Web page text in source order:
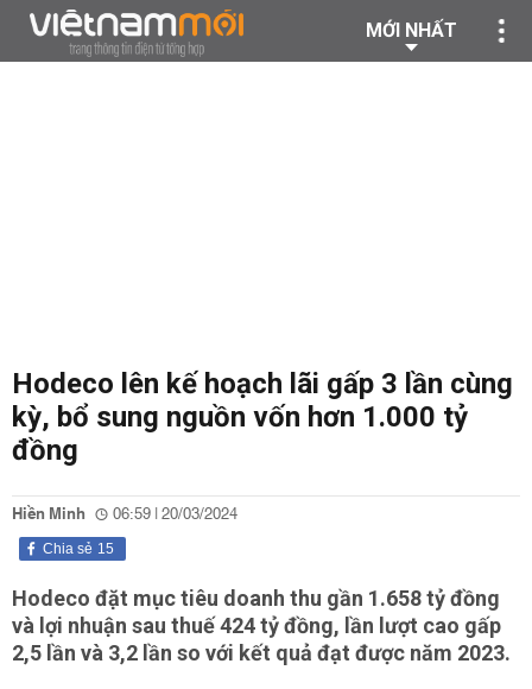
MỚI NHẤT
Hodeco lên kế hoạch lãi gấp 3 lần cùng
kỳ, bổ sung nguồn vốn hơn 1.000 tỷ
đồng
Hiền Minh 06:59 | 20/03/2024
15
Chia sẻ
Hodeco đặt mục tiêu doanh thu gần 1.658 tỷ đồng
và lợi nhuận sau thuế 424 tỷ đồng, lần lượt cao gấp
2,5 lần và 3,2 lần so với kết quả đạt được năm 2023.